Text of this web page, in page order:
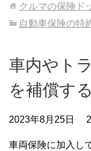
クルマの保険ド
自動車保険の特
車内やト
を補償す
2023年8月25日
車両保険に加入し